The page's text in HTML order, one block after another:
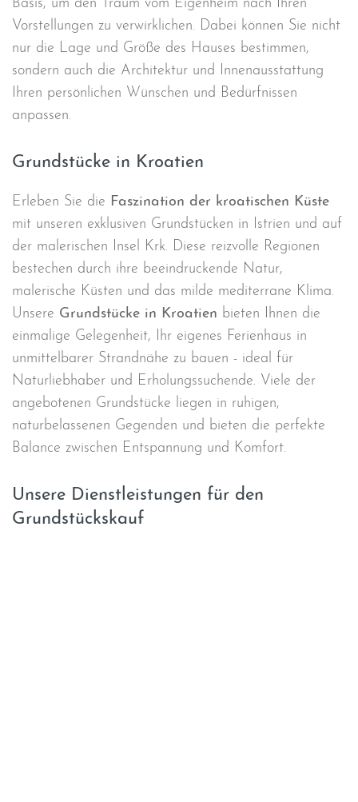
Basis, um den Traum vom Eigenheim nach Ihren
Vorstellungen zu verwirklichen. Dabei können Sie nicht
nur die Lage und Größe des Hauses bestimmen,
sondern auch die Architektur und Innenausstattung
Ihren persönlichen Wünschen und Bedürfnissen
anpassen.
Grundstücke in Kroatien
Erleben Sie die Faszination der kroatischen Küste
mit unseren exklusiven Grundstücken in Istrien und auf
der malerischen Insel Krk. Diese reizvolle Regionen
bestechen durch ihre beeindruckende Natur,
malerische Küsten und das milde mediterrane Klima.
Unsere Grundstücke in Kroatien bieten Ihnen die
einmalige Gelegenheit, Ihr eigenes Ferienhaus in
unmittelbarer Strandnähe zu bauen - ideal für
Naturliebhaber und Erholungssuchende. Viele der
angebotenen Grundstücke liegen in ruhigen,
naturbelassenen Gegenden und bieten die perfekte
Balance zwischen Entspannung und Komfort.
Unsere Dienstleistungen für den
Grundstückskauf